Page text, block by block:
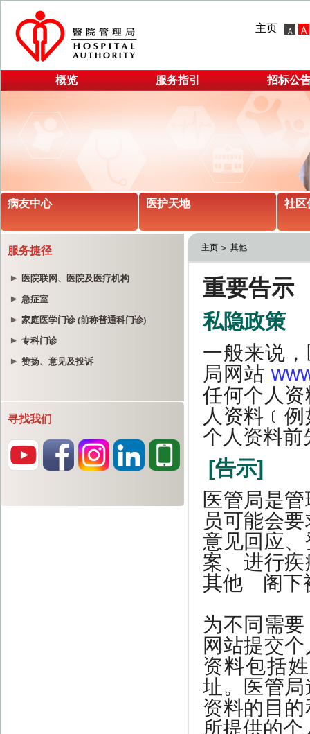
主页
概览 服务指引 招标公
病友中心 医护天地 社区
服务捷径
医院联网、医院及医疗机构
急症室
家庭医学门诊 (前称普通科门诊)
专科门诊
赞扬、意见及投诉
寻找我们
主页 其他